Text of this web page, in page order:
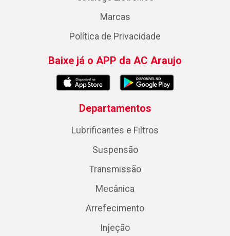
Marcas
Política de Privacidade
Baixe já o APP da AC Araujo
Departamentos
Lubrificantes e Filtros
Suspensão
Transmissão
Mecânica
Arrefecimento
Injeção